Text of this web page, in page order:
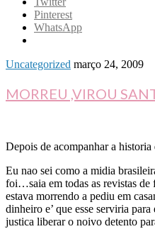
Pinterest
WhatsApp
Uncategorized março 24, 2009
MORREU ,VIROU
Depois de acompanhar a
Eu nao sei como a midia
foi…saia em todas as revistas de
estava morrendo a pediu em
dinheiro e’ que esse serviria
justica liberar o noivo detento